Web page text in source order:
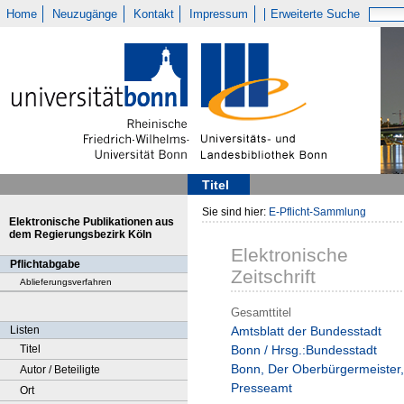
Home Neuzugänge Kontakt Impressum Erweiterte Suche
Titel
Elektronische Publikationen aus
dem Regierungsbezirk Köln
Pflichtabgabe
Ablieferungsverfahren
Listen
Titel
Autor / Beteiligte
Ort
Sie sind hier: E-Pflicht-Sammlung
Elektronische
Zeitschrift
Gesamttitel
Amtsblatt der Bundesstadt
Bonn / Hrsg.:Bundesstadt
Bonn, Der Oberbürgermeister,
Presseamt